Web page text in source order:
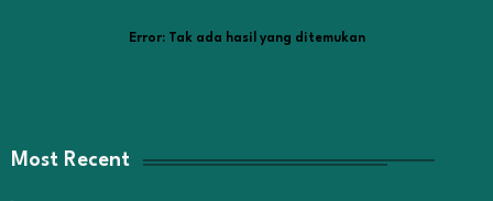
Error:Tak ada hasil yang ditemukan
Most Recent